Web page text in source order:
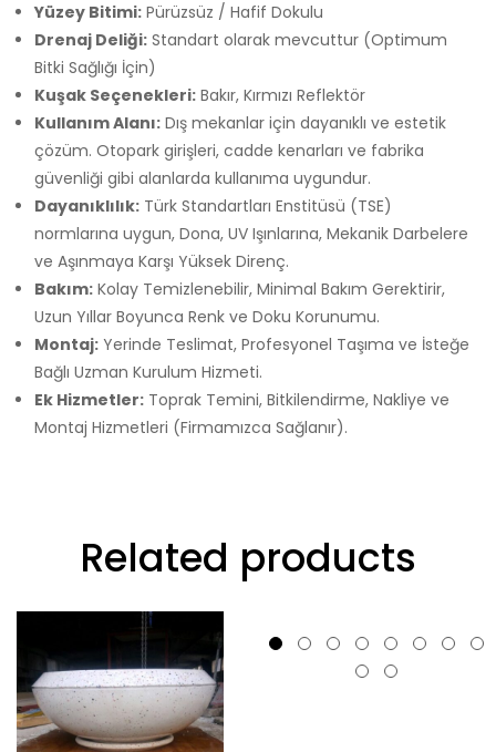
Yüzey Bitimi: Pürüzsüz / Hafif Dokulu
Drenaj Deliği: Standart olarak mevcuttur (Optimum
Bitki Sağlığı İçin)
Kuşak Seçenekleri: Bakır, Kırmızı Reflektör
Kullanım Alanı: Dış mekanlar için dayanıklı ve estetik
çözüm. Otopark girişleri, cadde kenarları ve fabrika
güvenliği gibi alanlarda kullanıma uygundur.
Dayanıklılık: Türk Standartları Enstitüsü (TSE)
normlarına uygun, Dona, UV Işınlarına, Mekanik Darbelere
ve Aşınmaya Karşı Yüksek Direnç.
Bakım: Kolay Temizlenebilir, Minimal Bakım Gerektirir,
Uzun Yıllar Boyunca Renk ve Doku Korunumu.
Montaj: Yerinde Teslimat, Profesyonel Taşıma ve İsteğe
Bağlı Uzman Kurulum Hizmeti.
Ek Hizmetler: Toprak Temini, Bitkilendirme, Nakliye ve
Montaj Hizmetleri (Firmamızca Sağlanır).
Related products